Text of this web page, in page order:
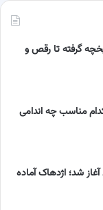
گرفته تا رقص و
مناسب چه اندامی
شد؛ اژدهاک آماده